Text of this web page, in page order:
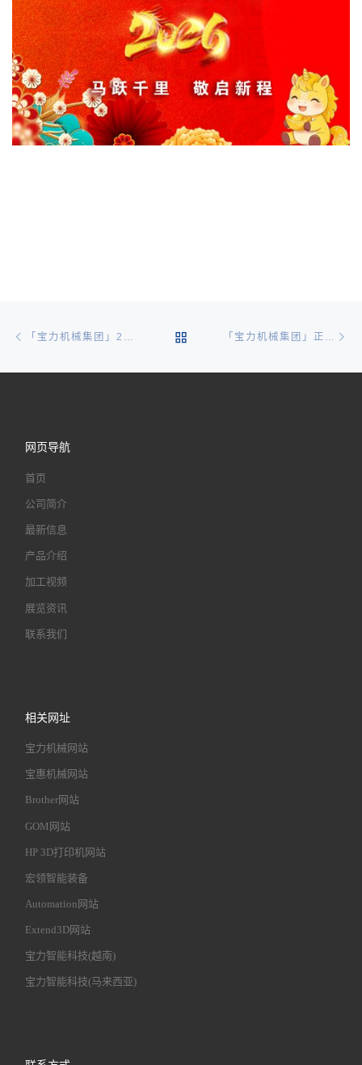
BACK TO POST LIST
网页导航
首页
公司简介
最新信息
产品介绍
加工视频
展览资讯
联系我们
相关网址
宝力机械网站
宝惠机械网站
Brother网站
GOM网站
HP 3D打印机网站
宏领智能装备
Automation网站
Extend3D网站
宝力智能科技(越南)
宝力智能科技(马来西亚)